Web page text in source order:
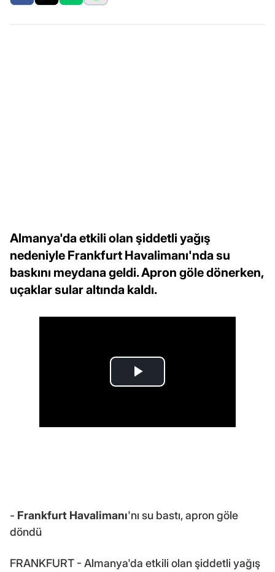
Almanya'da etkili olan şiddetli yağış
nedeniyle Frankfurt Havalimanı'nda su
baskını meydana geldi. Apron göle dönerken,
uçaklar sular altında kaldı.
- Frankfurt Havalimanı'nı su bastı, apron göle
döndü
FRANKFURT - Almanya'da etkili olan şiddetli yağış